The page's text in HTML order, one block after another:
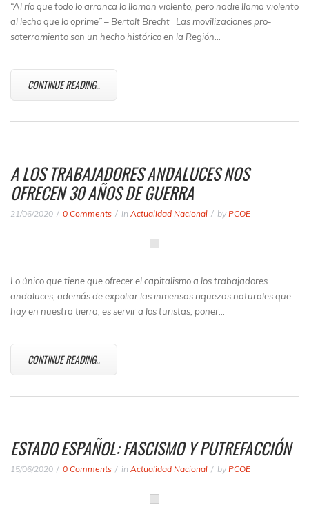
“Al río que todo lo arranca lo llaman violento, pero nadie llama violento
al lecho que lo oprime” – Bertolt Brecht
Las movilizaciones pro-
soterramiento son un hecho histórico en la Región…
CONTINUE READING..
A LOS TRABAJADORES ANDALUCES NOS
OFRECEN 30 AÑOS DE GUERRA
21/06/2020 0 Comments in Actualidad Nacional by PCOE
Lo único que tiene que ofrecer el capitalismo a los trabajadores
andaluces, además de expoliar las inmensas riquezas naturales que
hay en nuestra tierra, es servir a los turistas, poner…
CONTINUE READING..
ESTADO ESPAÑOL: FASCISMO Y PUTREFACCIÓN
15/06/2020 0 Comments in Actualidad Nacional by PCOE